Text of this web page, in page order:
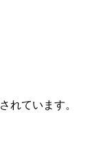
れています。